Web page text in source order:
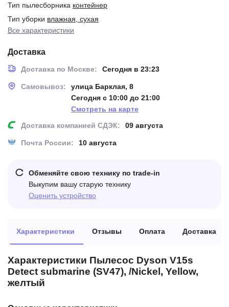
Тип пылесборника контейнер
Тип уборки влажная, сухая
Все характеристики
Доставка
Доставка по Москве: Сегодня в 23:23
Самовывоз:
улица Барклая, 8
Сегодня с 10:00 до 21:00
Смотреть на карте
Доставка компанией СДЭК:
09 августа
Почта России: 10 августа
Обменяйте свою технику по trade-in
Выкупим вашу старую технику
Оценить устройство
Характеристики Отзывы Оплата Доставка
Характеристики Пылесос Dyson V15s
Detect submarine (SV47), /Nickel, Yellow,
желтый